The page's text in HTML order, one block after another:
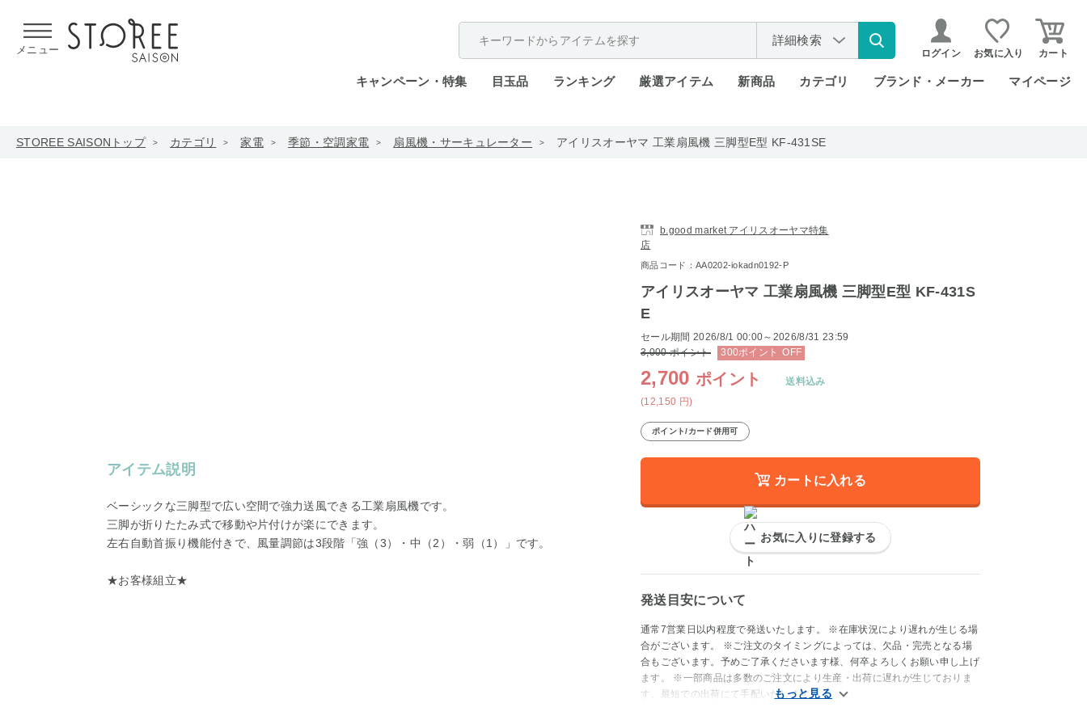
メニュー
詳細検索
ログイン お気に入り カート
キャンペーン・特集 目玉品 ランキング 厳選アイテム 新商品 カテゴリ ブランド・メーカー マイページ
STOREE SAISONトップ カテゴリ 家電 季節・空調家電 扇風機・サーキュレーター アイリスオーヤマ 工業扇風機 三脚型E型 KF-431SE
アイテム説明
ベーシックな三脚型で広い空間で強力送風できる工業扇風機です。
三脚が折りたたみ式で移動や片付けが楽にできます。
左右自動首振り機能付きで、風量調節は3段階「強（3）・中（2）・弱（1）」です。
★お客様組立★
b.good market アイリスオーヤマ特集
店
商品コード：AA0202-iokadn0192-P
アイリスオーヤマ 工業扇風機 三脚型E型 KF-431S
E
セール期間 2026/8/1 00:00～2026/8/31 23:59
3,000ポイント 300ポイント OFF
2,700 ポイント
(12,150 円)
送料込み
ポイント/カード併用可
カートに入れる
お気に入りに登録する
発送目安について
通常7営業日以内程度で発送いたします。 ※在庫状況により遅れが生じる場
合がございます。 ※ご注文のタイミングによっては、欠品・完売となる場
合もございます。予めご了承くださいます様、何卒よろしくお願い申し上げ
ます。 ※一部商品は多数のご注文により生産・出荷に遅れが生じておりま
す。最短での出荷にて手配いたします。